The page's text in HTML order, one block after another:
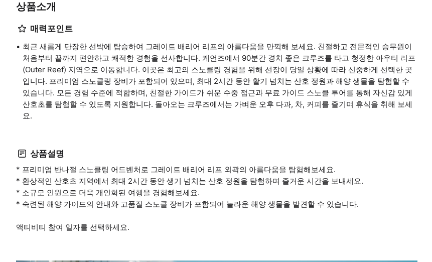
상품소개
매력포인트
최근 새롭게 단장한 선박에 탑승하여 그레이트 배리어 리프의 아름다움을 만끽해 보세요. 친절하고 전문적인 승무원이
처음부터 끝까지 편안하고 쾌적한 경험을 선사합니다. 케언즈에서 90분간 경치 좋은 크루즈를 타고 청정한 아우터 리프
(Outer Reef) 지역으로 이동합니다. 이곳은 최고의 스노클링 경험을 위해 선장이 당일 상황에 따라 신중하게 선택한 곳
입니다. 프리미엄 스노클링 장비가 포함되어 있으며, 최대 2시간 동안 활기 넘치는 산호 정원과 해양 생물을 탐험할 수
있습니다. 모든 경험 수준에 적합하며, 친절한 가이드가 쉬운 수중 접근과 무료 가이드 스노클 투어를 통해 자신감 있게
산호초를 탐험할 수 있도록 지원합니다. 돌아오는 크루즈에서는 가벼운 오후 다과, 차, 커피를 즐기며 휴식을 취해 보세
요.
상품설명
* 프리미엄 반나절 스노클링 어드벤처로 그레이트 배리어 리프 외곽의 아름다움을 탐험해보세요.
* 환상적인 산호초 지역에서 최대 2시간 동안 생기 넘치는 산호 정원을 탐험하며 즐거운 시간을 보내세요.
* 소규모 인원으로 더욱 개인화된 여행을 경험해보세요.
* 숙련된 해양 가이드의 안내와 고품질 스노클 장비가 포함되어 놀라운 해양 생물을 발견할 수 있습니다.
액티비티 참여 일자를 선택하세요.